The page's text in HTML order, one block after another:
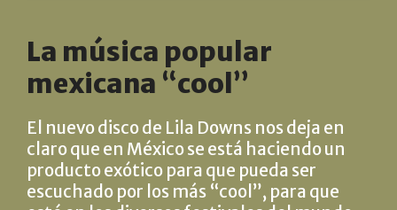
La música popular
mexicana “cool”
El nuevo disco de Lila Downs nos deja en
claro que en México se está haciendo un
producto exótico para que pueda ser
escuchado por los más “cool”, para que